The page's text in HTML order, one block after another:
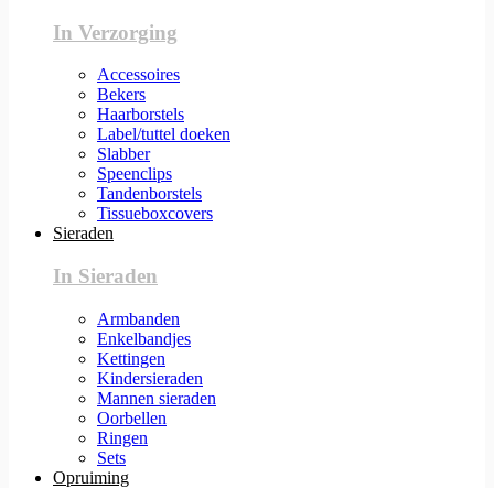
In Verzorging
Accessoires
Bekers
Haarborstels
Label/tuttel doeken
Slabber
Speenclips
Tandenborstels
Tissueboxcovers
Sieraden
In Sieraden
Armbanden
Enkelbandjes
Kettingen
Kindersieraden
Mannen sieraden
Oorbellen
Ringen
Sets
Opruiming